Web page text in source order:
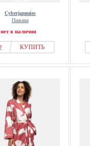
Cyberjammies
Пижама
нет в наличии
КУПИТЬ